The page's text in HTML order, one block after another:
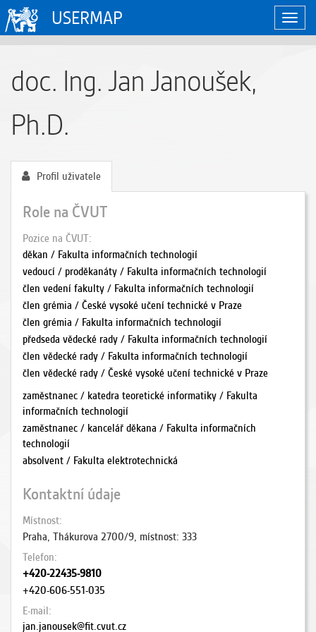
USERMAP
doc. Ing. Jan Janoušek,
Ph.D.
Profil uživatele
Role na ČVUT
Pozice na ČVUT
děkan / Fakulta informačních technologií
vedoucí / proděkanáty / Fakulta informačních technologií
člen vedení fakulty / Fakulta informačních technologií
člen grémia / České vysoké učení technické v Praze
člen grémia / Fakulta informačních technologií
předseda vědecké rady / Fakulta informačních technologií
člen vědecké rady / Fakulta informačních technologií
člen vědecké rady / České vysoké učení technické v Praze
zaměstnanec / katedra teoretické informatiky / Fakulta
informačních technologií
zaměstnanec / kancelář děkana / Fakulta informačních
technologií
absolvent / Fakulta elektrotechnická
Kontaktní údaje
Místnost
Praha, Thákurova 2700/9, místnost: 333
Telefon
+420-22435-9810
+420-606-551-035
E-mail
jan.janousek@fit.cvut.cz